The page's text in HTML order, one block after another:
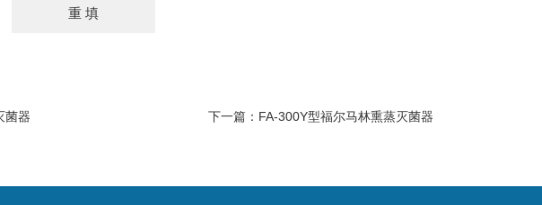
菌器 下一篇： FA-300Y型福尔马林熏蒸灭菌器